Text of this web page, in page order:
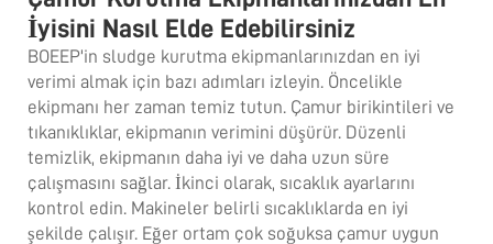
İyisini Nasıl Elde Edebilirsiniz
BOEEP'in sludge kurutma ekipmanlarınızdan en iyi
verimi almak için bazı adımları izleyin. Öncelikle
ekipmanı her zaman temiz tutun. Çamur birikintileri ve
tıkanıklıklar, ekipmanın verimini düşürür. Düzenli
temizlik, ekipmanın daha iyi ve daha uzun süre
çalışmasını sağlar. İkinci olarak, sıcaklık ayarlarını
kontrol edin. Makineler belirli sıcaklıklarda en iyi
şekilde çalışır. Eğer ortam çok soğuksa çamur uygun